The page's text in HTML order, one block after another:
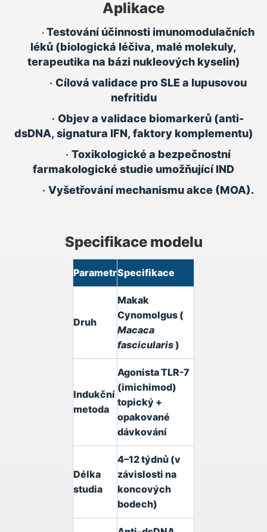
Aplikace
• Testování účinnosti imunomodulačních
léků (biologická léčiva, malé molekuly,
terapeutika na bázi nukleových kyselin)
• Cílová validace pro SLE a lupusovou
nefritidu
• Objev a validace biomarkerů (anti-
dsDNA, signatura IFN, faktory komplementu)
• Toxikologické a bezpečnostní
farmakologické studie umožňující IND
• Vyšetřování mechanismu akce (MOA).
Specifikace modelu
ParametrSpecifikace
Druh
Makak
Cynomolgus (
Macaca
fascicularis)
Indukční
metoda
Agonista TLR-7
(imichimod)
topický +
opakované
dávkování
Délka
studia
4–12 týdnů (v
závislosti na
koncových
bodech)